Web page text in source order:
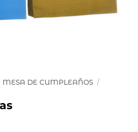
MESA DE CUMPLEAÑOS /